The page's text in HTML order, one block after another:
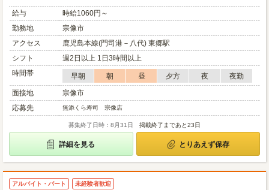
給与
時給1060円～
勤務地
宗像市
アクセス
鹿児島本線(門司港－八代) 東郷駅
シフト
週2日以上 1日3時間以上
時間帯
早朝 朝 昼 夕方 夜
夜勤
面接地
宗像市
応募先
無添くら寿司 宗像店
募集終了日時：8月31日 掲載終了まであと23日
詳細を見る とりあえず保存
アルバイト・パート 未経験者歓迎